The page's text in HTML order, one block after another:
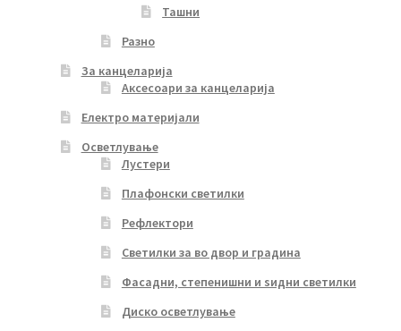
Ташни
Разно
За канцеларија
Аксесоари за канцеларија
Електро материјали
Осветлување
Лустери
Плафонски светилки
Рефлектори
Светилки за во двор и градина
Фасадни, степенишни и ѕидни светилки
Диско осветлување